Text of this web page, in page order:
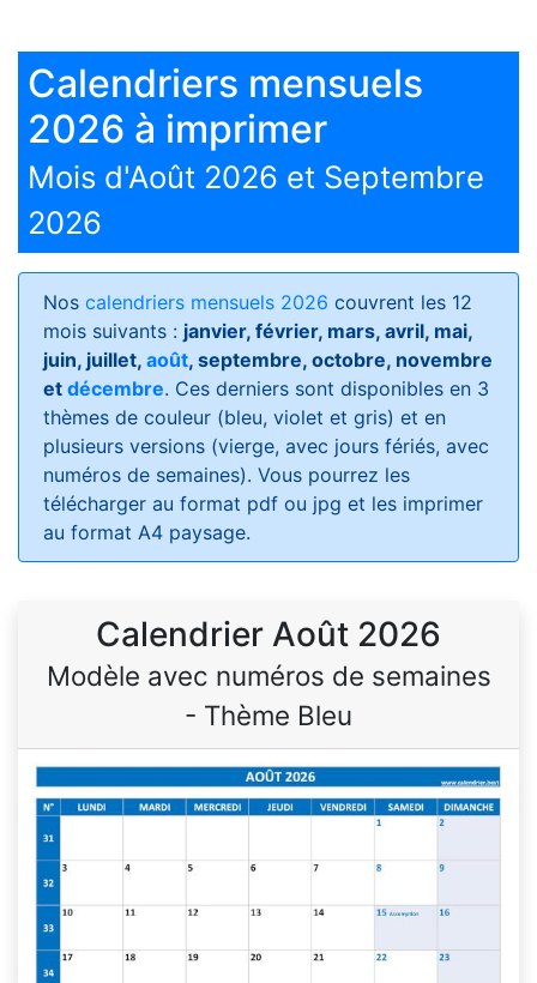
Calendriers mensuels
2026 à imprimer
Mois d'Août 2026 et Septembre
2026
Nos calendriers mensuels 2026 couvrent les 12
mois suivants : janvier, février, mars, avril, mai,
juin, juillet, août, septembre, octobre, novembre
et décembre. Ces derniers sont disponibles en 3
thèmes de couleur (bleu, violet et gris) et en
plusieurs versions (vierge, avec jours fériés, avec
numéros de semaines). Vous pourrez les
télécharger au format pdf ou jpg et les imprimer
au format A4 paysage.
Calendrier Août 2026
Modèle avec numéros de semaines
- Thème Bleu